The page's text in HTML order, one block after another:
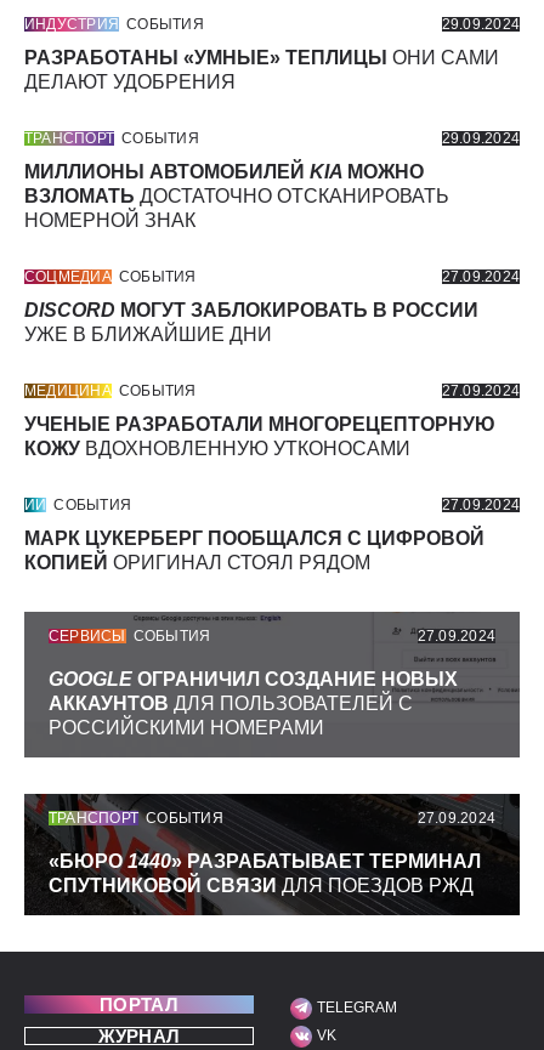
ИНДУСТРИЯ СОБЫТИЯ 29.09.2024
РАЗРАБОТАНЫ «УМНЫЕ» ТЕПЛИЦЫ ОНИ САМИ
ДЕЛАЮТ УДОБРЕНИЯ
ТРАНСПОРТ СОБЫТИЯ 29.09.2024
МИЛЛИОНЫ АВТОМОБИЛЕЙ KIA МОЖНО
ВЗЛОМАТЬ ДОСТАТОЧНО ОТСКАНИРОВАТЬ
НОМЕРНОЙ ЗНАК
СОЦМЕДИА СОБЫТИЯ 27.09.2024
DISCORD МОГУТ ЗАБЛОКИРОВАТЬ В РОССИИ
УЖЕ В БЛИЖАЙШИЕ ДНИ
МЕДИЦИНА СОБЫТИЯ 27.09.2024
УЧЕНЫЕ РАЗРАБОТАЛИ МНОГОРЕЦЕПТОРНУЮ
КОЖУ ВДОХНОВЛЕННУЮ УТКОНОСАМИ
ИИ СОБЫТИЯ 27.09.2024
МАРК ЦУКЕРБЕРГ ПООБЩАЛСЯ С ЦИФРОВОЙ
КОПИЕЙ ОРИГИНАЛ СТОЯЛ РЯДОМ
СЕРВИСЫ СОБЫТИЯ 27.09.2024
GOOGLE ОГРАНИЧИЛ СОЗДАНИЕ НОВЫХ
АККАУНТОВ ДЛЯ ПОЛЬЗОВАТЕЛЕЙ С
РОССИЙСКИМИ НОМЕРАМИ
ТРАНСПОРТ СОБЫТИЯ 27.09.2024
«БЮРО1440» РАЗРАБАТЫВАЕТ ТЕРМИНАЛ
СПУТНИКОВОЙ СВЯЗИ ДЛЯ ПОЕЗДОВ РЖД
ПОРТАЛ
ЖУРНАЛ
МЫ В СОЦИАЛЬНЫХ
TELEGRAM
VK